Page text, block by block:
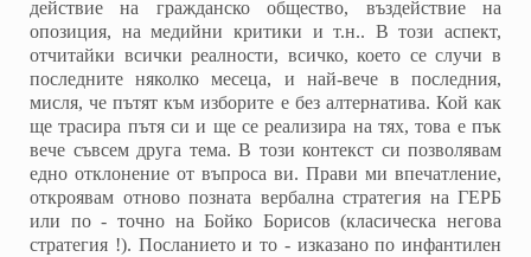
действие на гражданско общество, въздействие на
опозиция, на медийни критики и т.н.. В този аспект,
отчитайки всички реалности, всичко, което се случи в
последните няколко месеца, и най-вече в последния,
мисля, че пътят към изборите е без алтернатива. Кой как
ще трасира пътя си и ще се реализира на тях, това е пък
вече съвсем друга тема. В този контекст си позволявам
едно отклонение от въпроса ви. Прави ми впечатление,
откроявам отново позната вербална стратегия на ГЕРБ
или по - точно на Бойко Борисов (класическа негова
стратегия !). Посланието и то - изказано по инфантилен